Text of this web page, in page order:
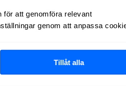
för att genomföra relevant
genom att anpassa
Tillåt alla
visar hur ofta internetleverantörerna